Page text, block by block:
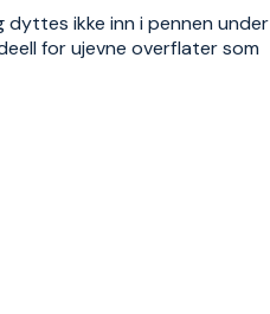
dyttes ikke inn i pennen under
for ujevne overflater som